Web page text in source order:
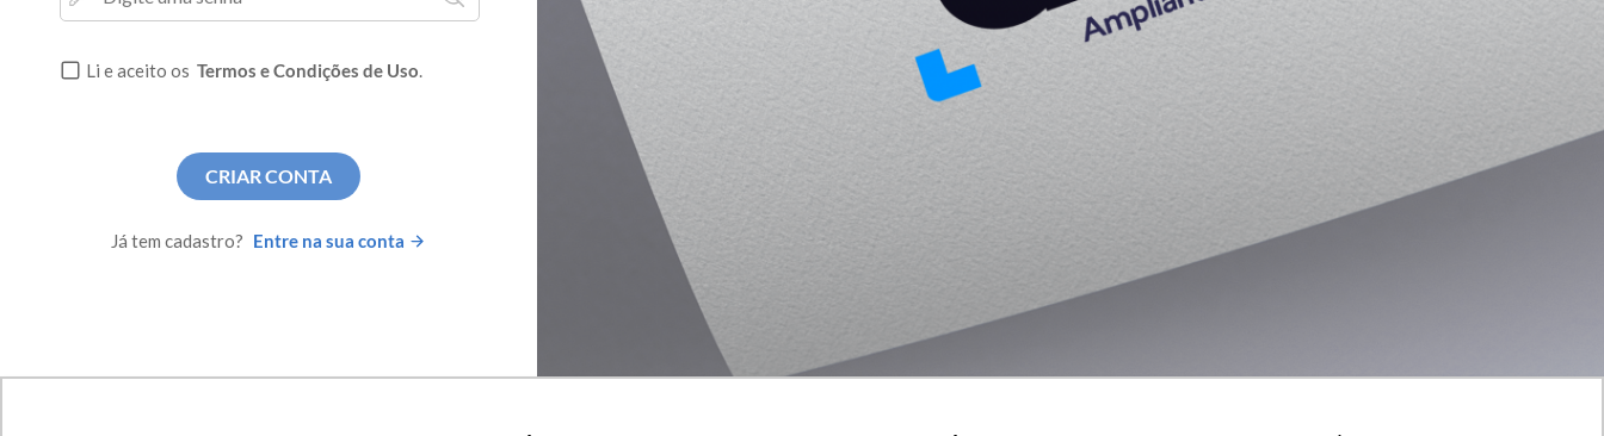
Li e aceito os Termos e Condições de Uso.
CRIAR CONTA
Já tem cadastro? Entre na sua conta